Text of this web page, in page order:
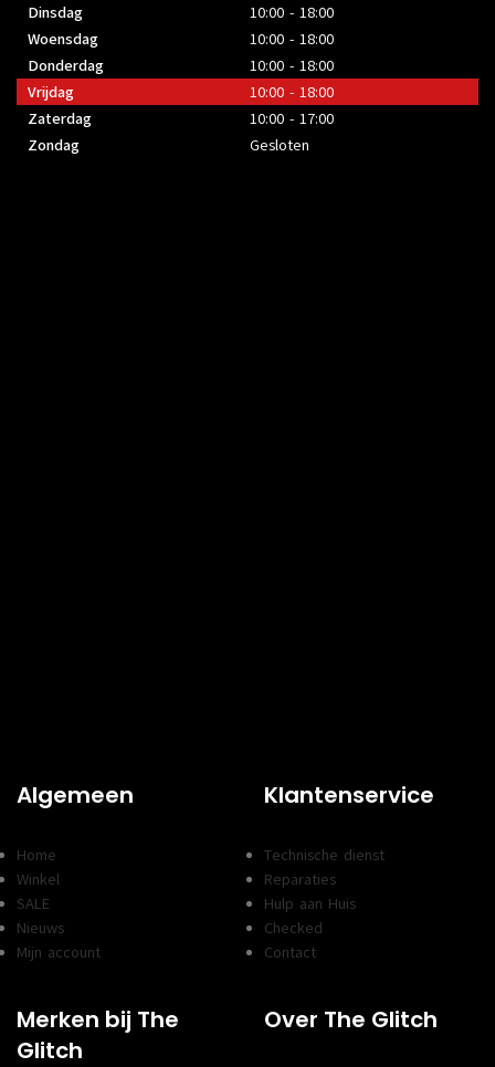
Dinsdag
10:00 - 18:00
Woensdag
10:00 - 18:00
Donderdag
10:00 - 18:00
Vrijdag
10:00 - 18:00
Zaterdag
10:00 - 17:00
Zondag
Gesloten
Algemeen
Home
Winkel
SALE
Nieuws
Mijn account
Klantenservice
Technische dienst
Reparaties
Hulp aan Huis
Checked
Contact
Merken bij The
Glitch
Over The Glitch